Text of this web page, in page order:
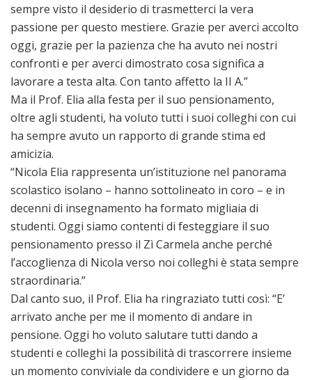
sempre visto il desiderio di trasmetterci la vera
passione per questo mestiere. Grazie per averci accolto
oggi, grazie per la pazienza che ha avuto nei nostri
confronti e per averci dimostrato cosa significa a
lavorare a testa alta. Con tanto affetto la II A.”
Ma il Prof. Elia alla festa per il suo pensionamento,
oltre agli studenti, ha voluto tutti i suoi colleghi con cui
ha sempre avuto un rapporto di grande stima ed
amicizia.
“Nicola Elia rappresenta un’istituzione nel panorama
scolastico isolano – hanno sottolineato in coro – e in
decenni di insegnamento ha formato migliaia di
studenti. Oggi siamo contenti di festeggiare il suo
pensionamento presso il Zì Carmela anche perché
l’accoglienza di Nicola verso noi colleghi è stata sempre
straordinaria.”
Dal canto suo, il Prof. Elia ha ringraziato tutti così: “E’
arrivato anche per me il momento di andare in
pensione. Oggi ho voluto salutare tutti dando a
studenti e colleghi la possibilità di trascorrere insieme
un momento conviviale da condividere e un giorno da